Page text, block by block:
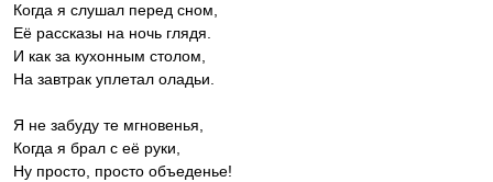
Когда я слушал перед сном,
Её рассказы на ночь глядя.
И как за кухонным столом,
На завтрак уплетал оладьи.
Я не забуду те мгновенья,
Когда я брал с её руки,
Ну просто, просто объеденье!